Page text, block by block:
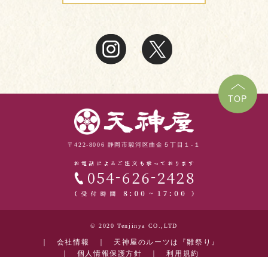
TOP
〒422-8006 静岡市駿河区曲金５丁目１-１
© 2020 Tenjinya CO.,LTD
会社情報
天神屋のルーツは『雛祭り』
個人情報保護方針 ｜利用規約